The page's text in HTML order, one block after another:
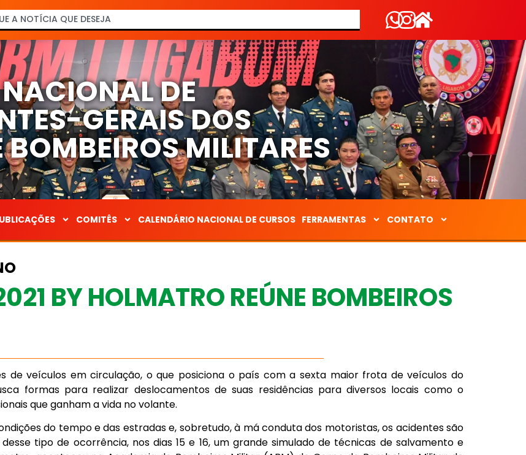
DE
GERAIS DOS
BOMBEIROS MILITARES
COMITÊS CALENDÁRIO NACIONAL DE CURSOS FERRAMENTAS CONTATO
BY HOLMATRO REÚNE BOMBEIROS
de veículos em circulação, o que posiciona o país com a sexta maior frota de veículos do
formas para realizar deslocamentos de suas residências para diversos locais como o
que ganham a vida no volante.
do tempo e das estradas e, sobretudo, à má conduta dos motoristas, os acidentes são
tipo de ocorrência, nos dias 15 e 16, um grande simulado de técnicas de salvamento e